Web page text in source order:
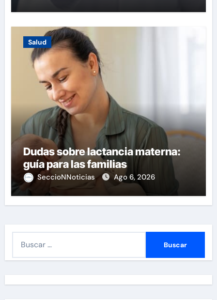
Salud
Dudas sobre lactancia materna:
guía para las familias
SeccioNNoticias Ago 6, 2026